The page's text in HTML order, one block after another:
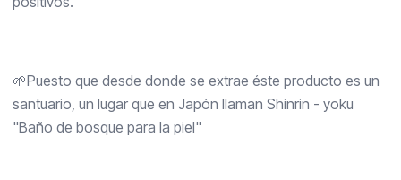
🌱Puesto que desde donde se extrae éste producto es un
santuario, un lugar que en Japón llaman Shinrin - yoku
"Baño de bosque para la piel"